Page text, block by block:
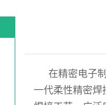
在精密电子
一代柔性精密焊